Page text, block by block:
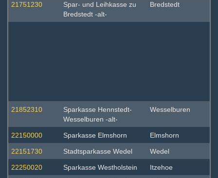
21751230
Spar- und Leihkasse zu
Bredstedt -alt-
Bredstedt
21852310
Sparkasse Hennstedt-
Wesselburen -alt-
Wesselburen
22150000 Sparkasse Elmshorn Elmshorn
22151730 Stadtsparkasse Wedel Wedel
22250020 Sparkasse Westholstein Itzehoe